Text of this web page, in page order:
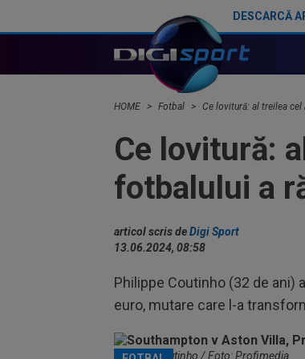
DESCARCĂ
HOME Fotbal Ce lovitură: al treilea
Ce lovitură:
fotbalului a
articol scris deDigi Sport
13.06.2024, 08:58
Philippe Coutinho (32 de ani)
euro, mutare care l-a
Philippe Coutinho / Foto: Profimedia